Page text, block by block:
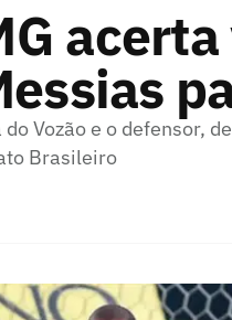
Vozão e o defensor,
Brasileiro